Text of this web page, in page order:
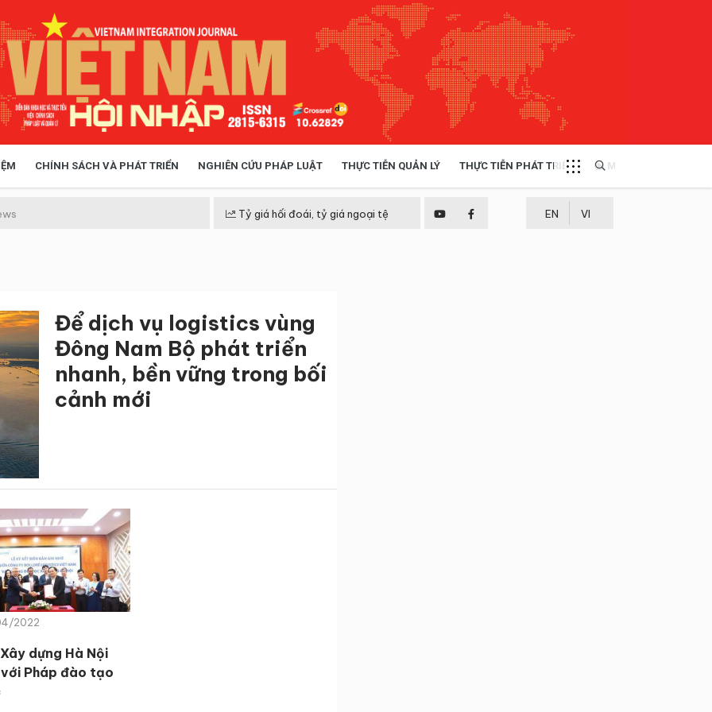
CHÍNH SÁCH VÀ PHÁT TRIỂN NGHIÊN CỨU PHÁP LUẬT THỰC TIỄN QUẢN LÝ THỰC TIỄN PHÁT TRIỂN MULTIMEDIA
Tỷ giá hối đoái, tỷ giá ngoại tệ EN VI
Để dịch vụ logistics vùng
Đông Nam Bộ phát triển
nhanh, bền vững trong bối
cảnh mới
2022
dựng Hà Nội
Pháp đào tạo